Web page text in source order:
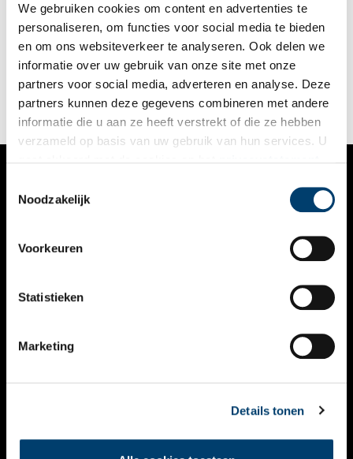
We gebruiken cookies om content en advertenties te
personaliseren, om functies voor social media te bieden
en om ons websiteverkeer te analyseren. Ook delen we
informatie over uw gebruik van onze site met onze
partners voor social media, adverteren en analyse. Deze
partners kunnen deze gegevens combineren met andere
informatie die u aan ze heeft verstrekt of die ze hebben
verzameld op basis van uw gebruik van hun services. U
Noodzakelijk
Voorkeuren
Statistieken
Marketing
Details tonen
In de jaren vijftig en zestig verlieten veel Nederlandse families
hun land om elders een nieuwe toekomst op te bouwen. Ze
emigreerden naar Australië, Canada, de Verenigde Staten of
Nieuw-Zeeland. Zo ook de familie Lont uit Hippolytushoef, die
op 11 februari 1953 uit Amsterdam vertrok met de MV Fairsea.
John Lont vertelt in dit verhaal over hun reis en aankomst op
18 maart 1953 in de haven van Melbourne.
VERHALEN
KALENDER
THEMA’S
VIDEO’S
CONTACT